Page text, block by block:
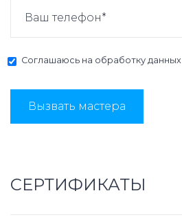
Соглашаюсь на обработку данных
Вызвать мастера
СЕРТИФИКАТЫ